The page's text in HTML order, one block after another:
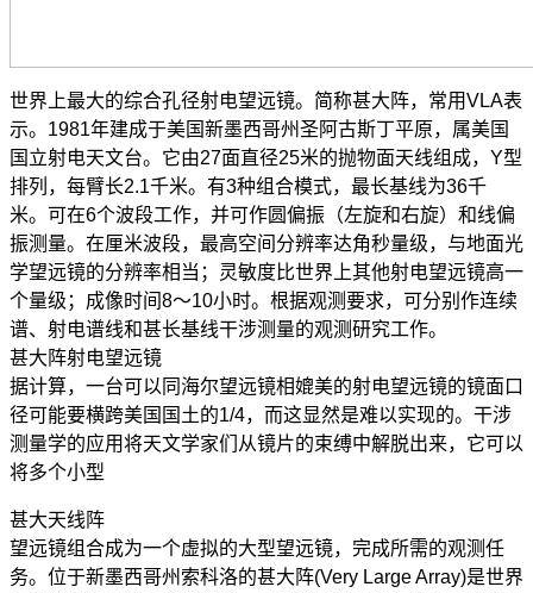
世界上最大的综合孔径射电望远镜。简称甚大阵，常用VLA表
示。1981年建成于美国新墨西哥州圣阿古斯丁平原，属美国
国立射电天文台。它由27面直径25米的抛物面天线组成，Y型
排列，每臂长2.1千米。有3种组合模式，最长基线为36千
米。可在6个波段工作，并可作圆偏振（左旋和右旋）和线偏
振测量。在厘米波段，最高空间分辨率达角秒量级，与地面光
学望远镜的分辨率相当；灵敏度比世界上其他射电望远镜高一
个量级；成像时间8～10小时。根据观测要求，可分别作连续
谱、射电谱线和甚长基线干涉测量的观测研究工作。
甚大阵射电望远镜
据计算，一台可以同海尔望远镜相媲美的射电望远镜的镜面口
径可能要横跨美国国土的1/4，而这显然是难以实现的。干涉
测量学的应用将天文学家们从镜片的束缚中解脱出来，它可以
将多个小型
甚大天线阵
望远镜组合成为一个虚拟的大型望远镜，完成所需的观测任
务。位于新墨西哥州索科洛的甚大阵(Very Large Array)是世界